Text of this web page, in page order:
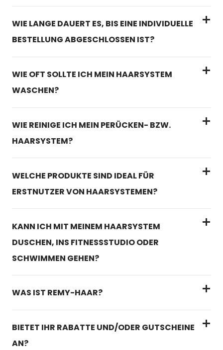
WIE LANGE DAUERT ES, BIS EINE INDIVIDUELLE
BESTELLUNG ABGESCHLOSSEN IST?
WIE OFT SOLLTE ICH MEIN HAARSYSTEM
WASCHEN?
WIE REINIGE ICH MEIN PERÜCKEN- BZW.
HAARSYSTEM?
WELCHE PRODUKTE SIND IDEAL FÜR
ERSTNUTZER VON HAARSYSTEMEN?
Kopfhautschutz
KANN ICH MIT MEINEM HAARSYSTEM
DUSCHEN, INS FITNESSSTUDIO ODER
SCHWIMMEN GEHEN?
WAS IST REMY-HAAR?
BIETET IHR RABATTE UND/ODER GUTSCHEINE
AN?